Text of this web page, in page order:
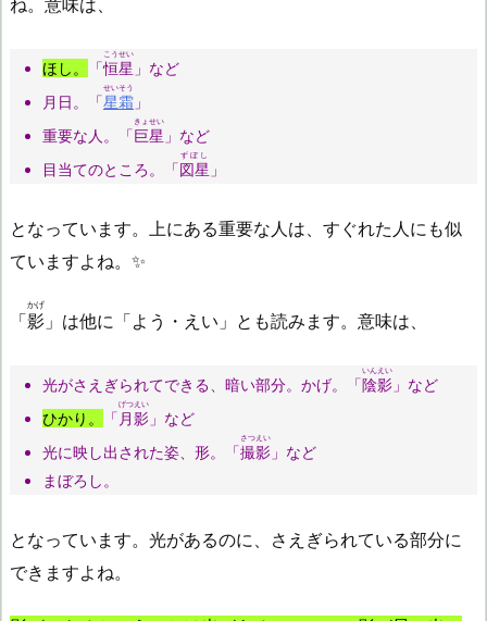
ね。意味は、
ほし。 「恒星
こうせい
」など
月日。「星霜
せいそう
」
重要な人。「巨星
きょせい
」など
目当てのところ。「図星
ずぼし
」
となっています。上にある重要な人は、すぐれた人にも似
ていますよね。✨
「影
かげ
」は他に「よう・えい」とも読みます。意味は、
光がさえぎられてできる、暗い部分。かげ。「陰影
いんえい
」など
ひかり。
「 月影
げつえい
」など
光に映し出された姿、形。「撮影
さつえい
」など
まぼろし。
となっています。光があるのに、さえぎられている部分に
できますよね。